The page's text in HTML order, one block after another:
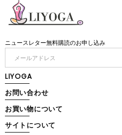
ニュースレター無料購読のお申し込み
LIYOGA
お問い合わせ
お買い物について
サイトについて